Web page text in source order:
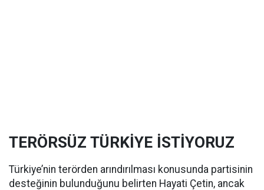
TERÖRSÜZ TÜRKİYE İSTİYORUZ
Türkiye’nin terörden arındırılması konusunda partisinin
desteğinin bulunduğunu belirten Hayati Çetin, ancak